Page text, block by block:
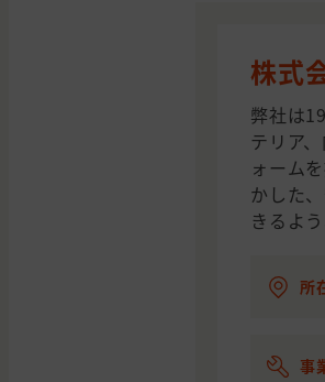
株式
弊社は
テリア
ォーム
かした
きるよ
所
事